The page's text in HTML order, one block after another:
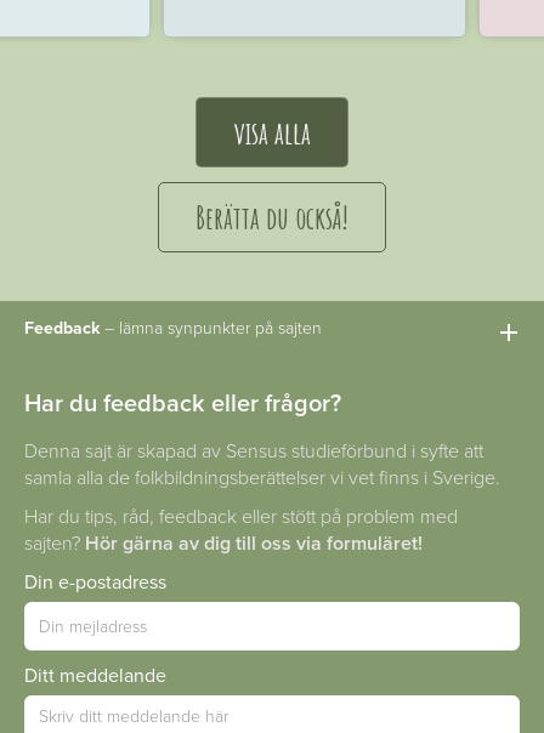
visa alla
Berätta du också!
Feedback– lämna synpunkter på sajten
Har du feedback eller frågor?
Denna sajt är skapad av Sensus studieförbund i syfte att
samla alla de folkbildningsberättelser vi vet finns i Sverige.
Har du tips, råd, feedback eller stött på problem med
sajten? Hör gärna av dig till oss via formuläret!
Din e-postadress
Ditt meddelande